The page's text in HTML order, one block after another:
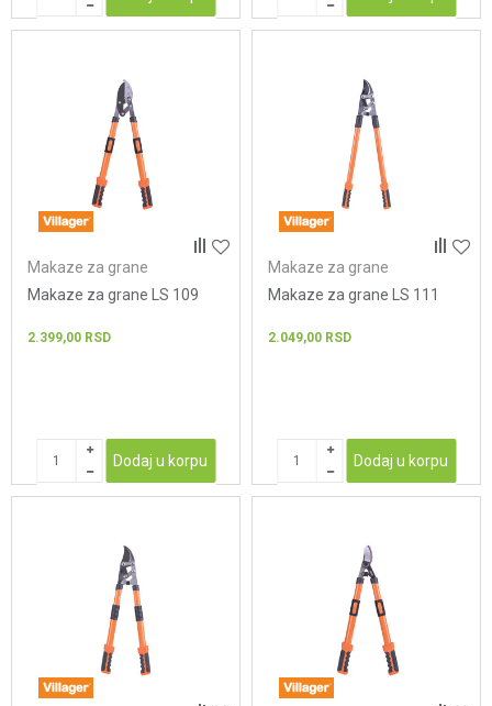
Makaze za grane
Makaze za grane LS 109
2.399,00 RSD
Dodaj u korpu
Makaze za grane
Makaze za grane LS 111
2.049,00 RSD
Dodaj u korpu